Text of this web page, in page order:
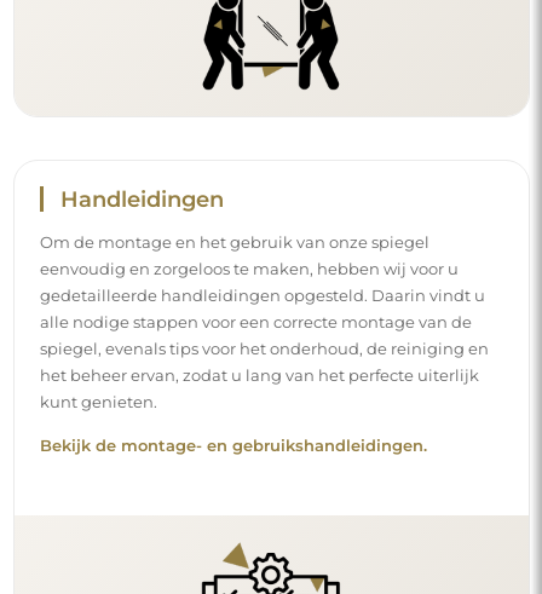
Handleidingen
Om de montage en het gebruik van onze spiegel
eenvoudig en zorgeloos te maken, hebben wij voor u
gedetailleerde handleidingen opgesteld. Daarin vindt u
alle nodige stappen voor een correcte montage van de
spiegel, evenals tips voor het onderhoud, de reiniging en
het beheer ervan, zodat u lang van het perfecte uiterlijk
kunt genieten.
Bekijk de montage- en gebruikshandleidingen.